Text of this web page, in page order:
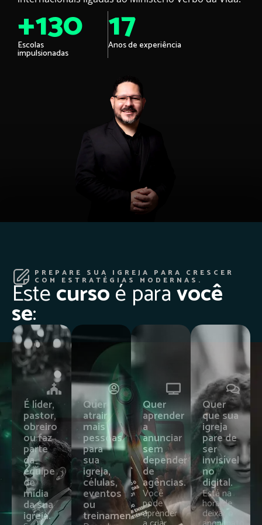
Escolas
impulsionadas
+130 Anos de experiência
17
PREPARE SUA IGREJA PARA CRESCER
COM ESTRATÉGIAS MODERNAS.
Estecursoé paravocê
se:
É líder,
pastor,
obreiro
ou faz
parte
da
equipe
de
mídia
da sua
igreja.
Quer
atrair
mais
pessoas
para
sua
igreja,
células,
eventos
ou
treinamentos.
Quer
aprender
a
anunciar
sem
depender
de
agências.
Você
pode
aprender
Quer
que sua
igreja
pare de
ser
invisível
no
digital.
Está na
hora de
deixar o